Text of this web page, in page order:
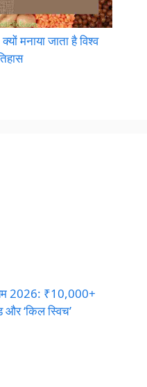
मनाया जाता है विश्व
2026: ₹10,000+
‘किल स्विच’